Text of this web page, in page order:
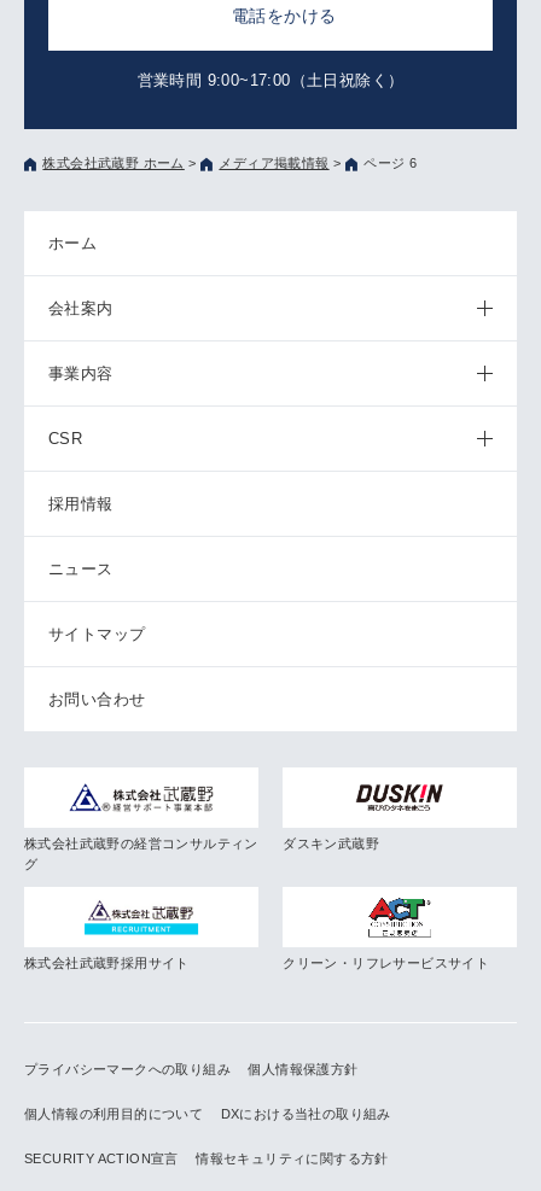
電話をかける
営業時間 9:00~17:00（土日祝除く）
株式会社武蔵野 ホーム > メディア掲載情報 > ページ 6
ホーム
会社案内
事業内容
CSR
採用情報
ニュース
サイトマップ
お問い合わせ
株式会社武蔵野の経営コンサルティン
グ
ダスキン武蔵野
株式会社武蔵野採用サイト クリーン・リフレサービスサイト
プライバシーマークへの取り組み 個人情報保護方針
個人情報の利用目的について DXにおける当社の取り組み
SECURITY ACTION宣言 情報セキュリティに関する方針